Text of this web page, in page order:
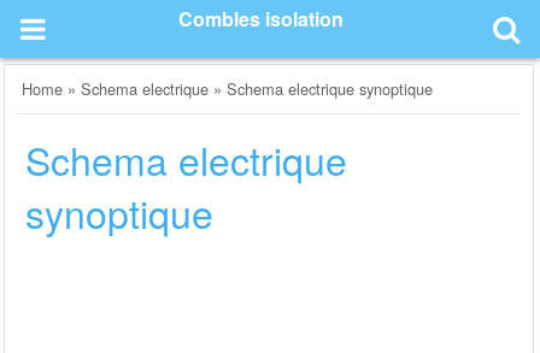
content
Combles isolation
Home »Schema electrique »Schema electrique synoptique
Schema electrique
synoptique